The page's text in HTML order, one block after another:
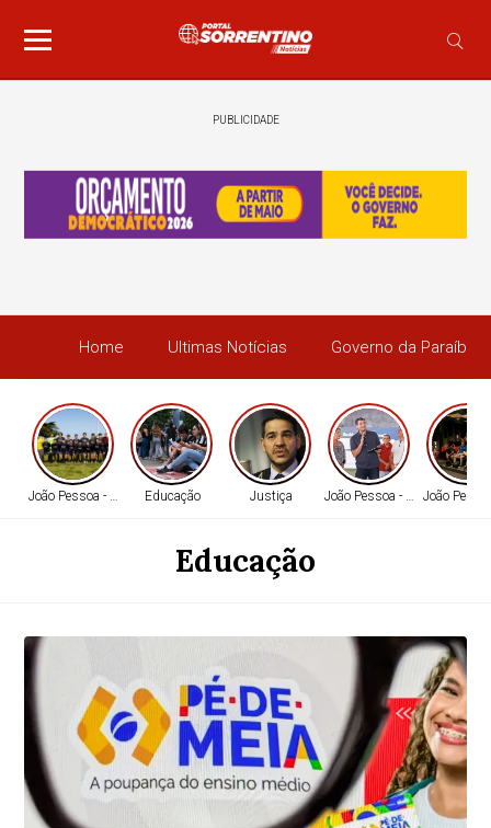
PUBLICIDADE
Home Ultimas Notícias Governo da Paraíba
João Pessoa - PB Educação Justiça João Pessoa - PB João
Educação